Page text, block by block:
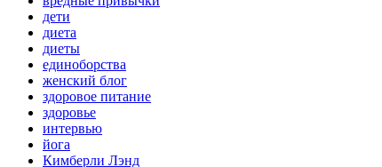
дети
диета
диеты
единоборства
женский блог
здоровое питание
здоровье
интервью
йога
Кимберли Лэнд